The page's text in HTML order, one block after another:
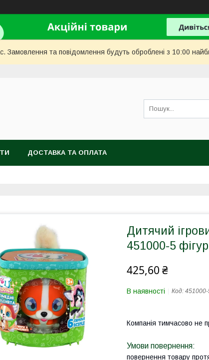
Замовлення та повідомлення будуть оброблені з 10:00
ДОСТАВКА ТА ОПЛАТА
Дитячий
451000-5
425,60 ₴
В наявності Код: 451000-
Компанія тимчасово не
повернення товару